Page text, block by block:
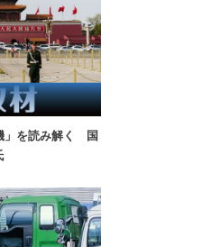
」を読み解く 国